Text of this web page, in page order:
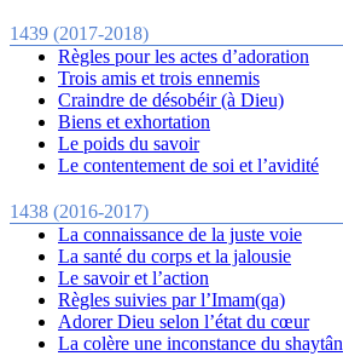
1439 (2017-2018)
Règles pour les actes d’adoration
Trois amis et trois ennemis
Craindre de désobéir (à Dieu)
Biens et exhortation
Le poids du savoir
Le contentement de soi et l’avidité
1438 (2016-2017)
La connaissance de la juste voie
La santé du corps et la jalousie
Le savoir et l’action
Règles suivies par l’Imam(qa)
Adorer Dieu selon l’état du cœur
La colère une inconstance du shaytân